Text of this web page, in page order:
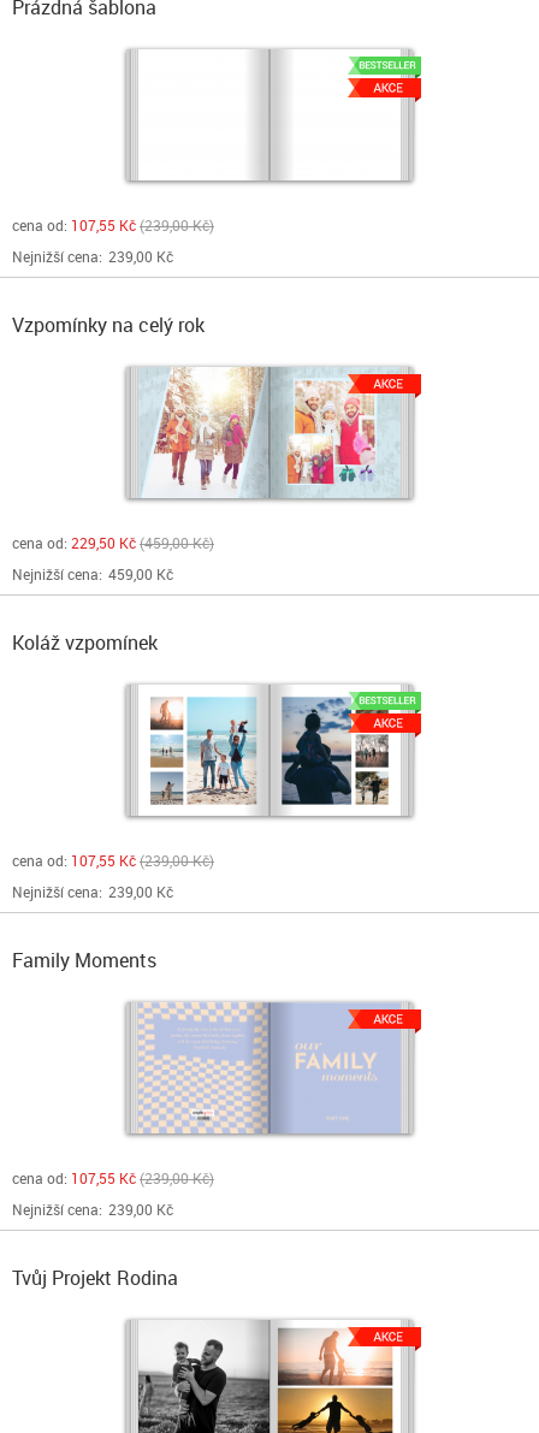
Prázdná šablona
cena od: 107,55 Kč 239,00 Kč
Nejnižší cena: 239,00 Kč
Vzpomínky na celý rok
cena od: 229,50 Kč 459,00 Kč
Nejnižší cena: 459,00 Kč
Koláž vzpomínek
cena od: 107,55 Kč 239,00 Kč
Nejnižší cena: 239,00 Kč
Family Moments
cena od: 107,55 Kč 239,00 Kč
Nejnižší cena: 239,00 Kč
Tvůj Projekt Rodina